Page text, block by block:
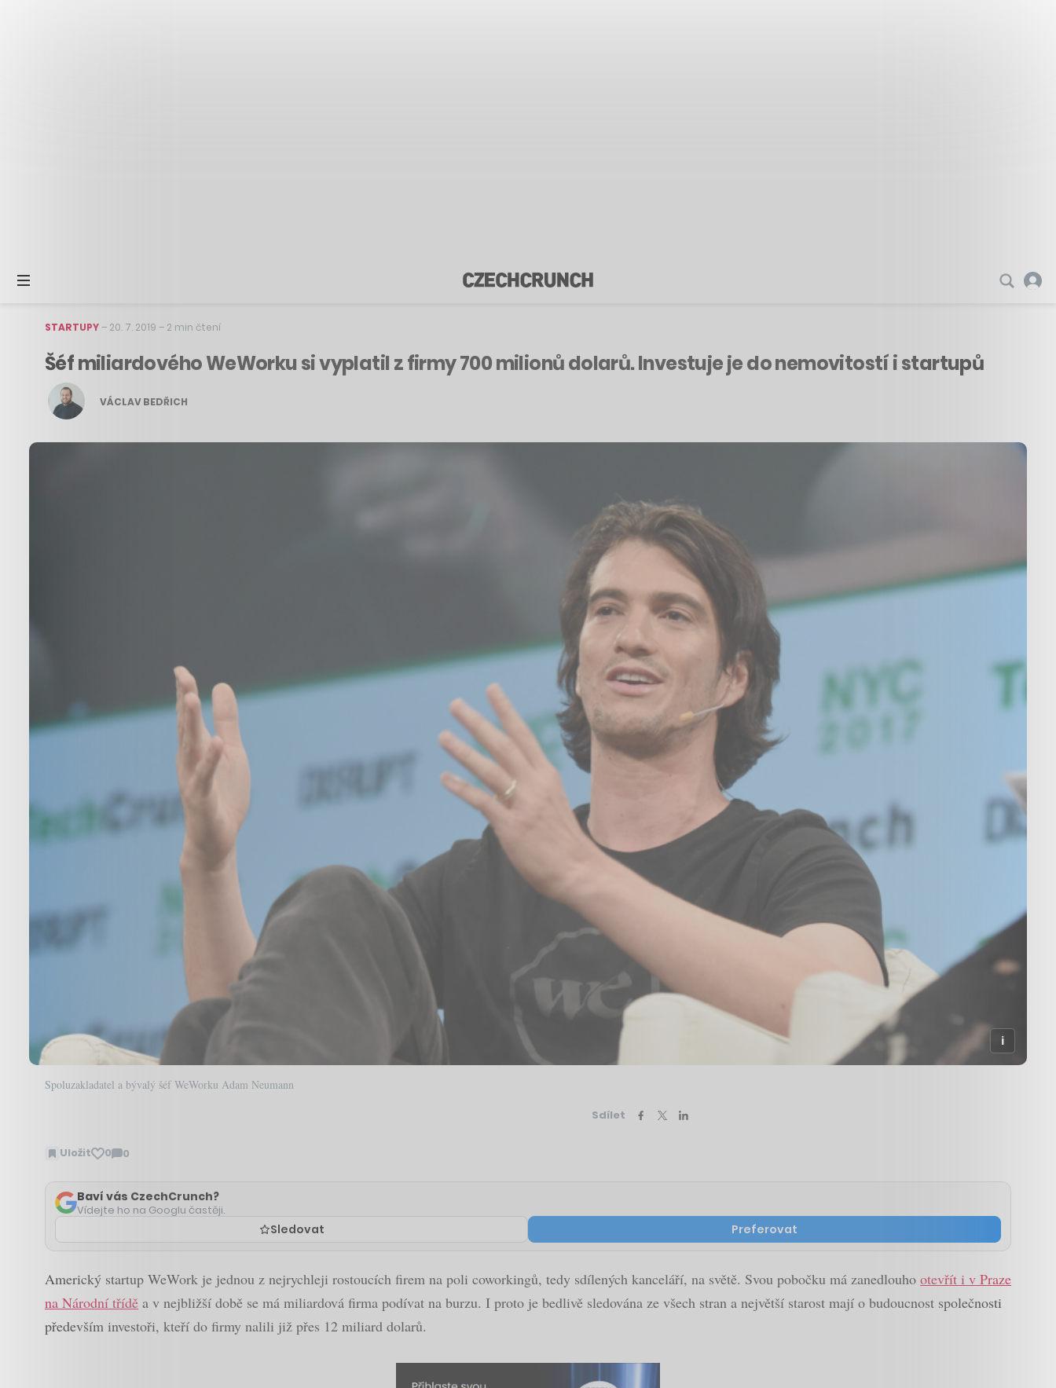
STARTUPY– 20. 7. 2019 – 2 min čtení
Šéf miliardového WeWorku si vyplatil z firmy 700 milionů dolarů. Investuje je do nemovitostí i startupů
VÁCLAV BEDŘICH
Spoluzakladatel a bývalý šéf WeWorku Adam Neumann
Sdílet
Uložit 0 0
Zobrazit
Baví vás CzechCrunch?
Vídejte ho na Googlu častěji.
Sledovat Preferovat
Americký startup WeWork je jednou z nejrychleji rostoucích firem na poli coworkingů, tedy sdílených kanceláří, na světě. Svou pobočku má zanedlouho otevřít i v Praze
na Národní třídě a v nejbližší době se má miliardová firma podívat na burzu. I proto je bedlivě sledována ze všech stran a největší starost mají o budoucnost společnosti
především investoři, kteří do firmy nalili již přes 12 miliard dolarů.